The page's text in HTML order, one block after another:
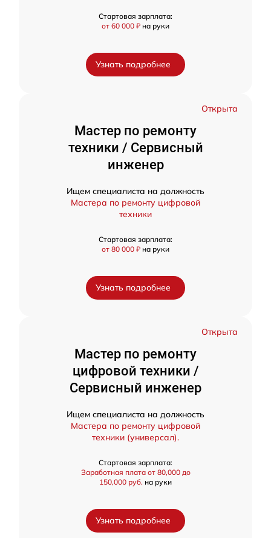
Стартовая зарплата:
от 60 000 ₽ на руки
Узнать подробнее
Открыта
Мастер по ремонту
техники / Сервисный
инженер
Ищем специалиста на должность
Мастера по ремонту цифровой
техники
Стартовая зарплата:
от 80 000 ₽ на руки
Узнать подробнее
Открыта
Мастер по ремонту
цифровой техники /
Сервисный инженер
Ищем специалиста на должность
Мастера по ремонту цифровой
техники (универсал).
Стартовая зарплата:
Заработная плата от 80,000 до
150,000 руб. на руки
Узнать подробнее